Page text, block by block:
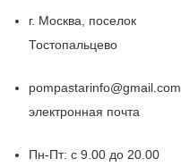
г. Москва, поселок
Тостопальцево
pompastarinfo@gmail.com
электронная почта
Пн-Пт: с 9.00 до 20.00